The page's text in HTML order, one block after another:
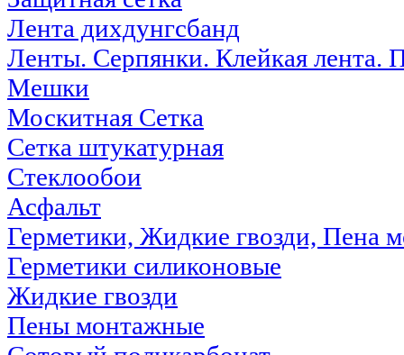
Лента дихдунгсбанд
Ленты. Серпянки. Клейкая лента.
Мешки
Москитная Сетка
Сетка штукатурная
Стеклообои
Асфальт
Герметики, Жидкие гвозди, Пена
Герметики силиконовые
Жидкие гвозди
Пены монтажные